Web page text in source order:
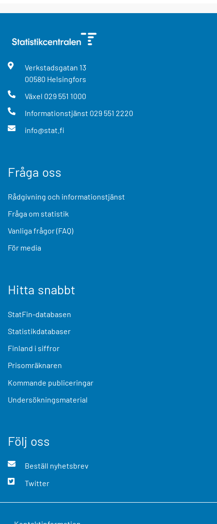
Verkstadsgatan 13
00580 Helsingfors
Växel 029 551 1000
Informationstjänst 029 551 2220
info@stat.fi
Fråga oss
Rådgivning och informationstjänst
Fråga om statistik
Vanliga frågor (FAQ)
För media
Hitta snabbt
StatFin-databasen
Statistikdatabaser
Finland i siffror
Prisomräknaren
Kommande publiceringar
Undersökningsmaterial
Följ oss
Beställ nyhetsbrev
Twitter